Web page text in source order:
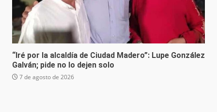
“Iré por la alcaldía de Ciudad Madero”: Lupe González
Galván; pide no lo dejen solo
7 de agosto de 2026